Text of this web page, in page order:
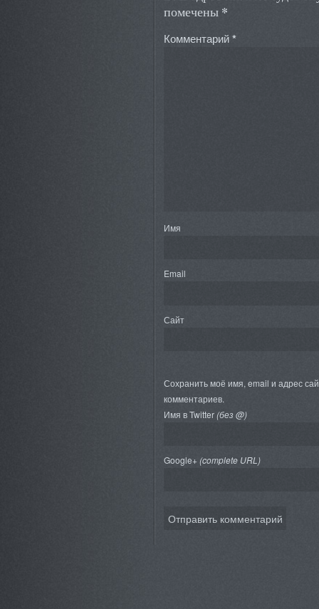
помечены *
Комментарий*
Имя
Email
Сайт
Сохранить моё имя, email и адрес
комментариев.
Имя в Twitter(без @)
Google+(complete URL)